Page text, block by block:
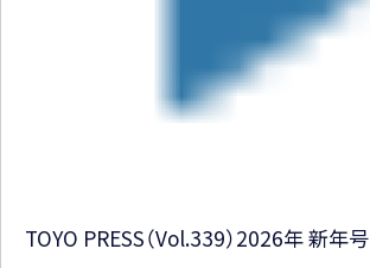
TOYO PRESS（Vol.339）2026年 新年号